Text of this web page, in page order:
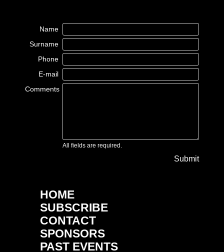
Name
Surname
Phone
E-mail
Comments
All fields are required.
Submit
HOME
SUBSCRIBE
CONTACT
SPONSORS
PAST EVENTS